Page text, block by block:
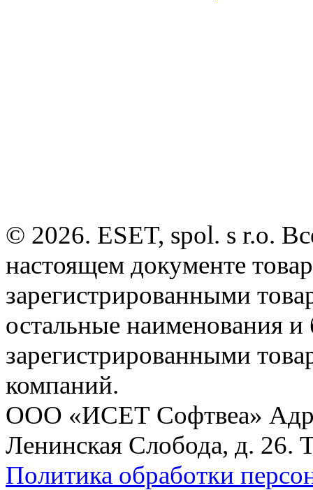
© 2026. ESET, spol. s r.o.
настоящем документе
зарегистрированными
остальные наименования
зарегистрированными
компаний.
ООО «ИСЕТ Софтвеа»
Ленинская Слобода, д. 26.
Политика обработки